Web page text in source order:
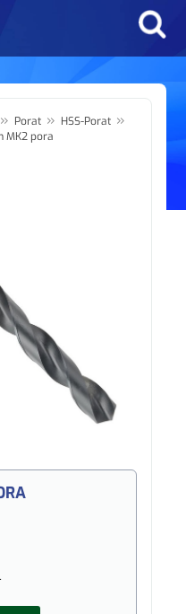
» Porat » HSS-Porat »
MK2 pora